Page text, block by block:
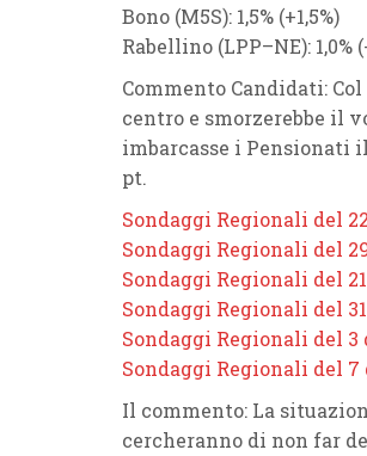
Bono (M5S): 1,5% (+1,5%)
Rabellino (LPP–NE): 1,0% (
Commento Candidati: Col
centro e smorzerebbe il
imbarcasse i Pensionati il
pt.
Sondaggi Regionali del
Sondaggi Regionali del
Sondaggi Regionali del
Sondaggi Regionali del
Sondaggi Regionali del 3
Sondaggi Regionali del 7
Il commento: La
cercheranno di non far